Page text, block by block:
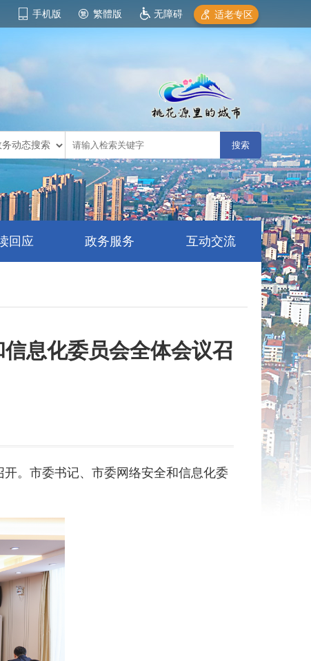
手机版 繁體版 无障碍 适老专区
回应 政务服务 互动交流
息化委员会全体会议召
。市委书记、市委网络安全和信息化委